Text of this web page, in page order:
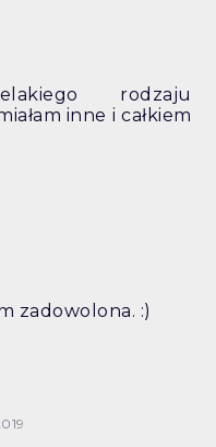
rodzaju
inne i całkiem
zadowolona. :)